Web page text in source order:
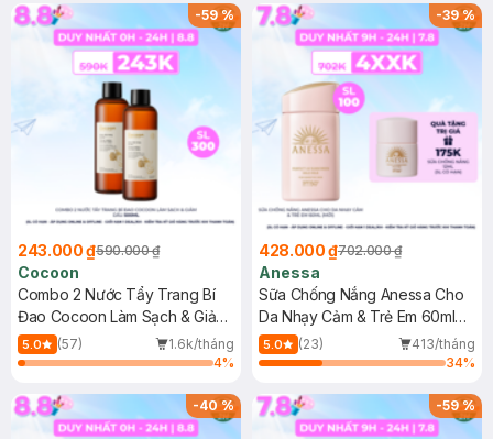
-59%
243.000 ₫590.000 ₫
Cocoon
Combo 2 Nước Tẩy Trang Bí
Đao Cocoon Làm Sạch & Giảm
Dầu 500ml
5.0 (57)
1.6k/tháng
4%
-39%
428.000 ₫702.000 ₫
Anessa
Sữa Chống Nắng Anessa Cho
Da Nhạy Cảm & Trẻ Em 60ml
(Mới)
5.0 (23)
413/tháng
34%
-40% -59%